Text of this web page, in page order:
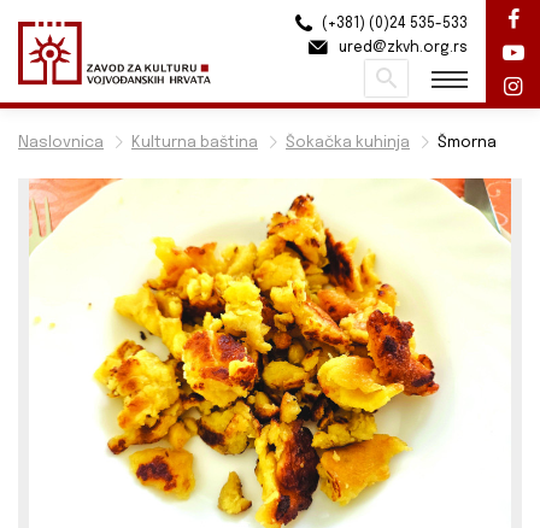
Naslovnica Kulturna baština Šokačka kuhinja Šmorna
(+381) (0)24 535-533
ured@zkvh.org.rs
Pretraži